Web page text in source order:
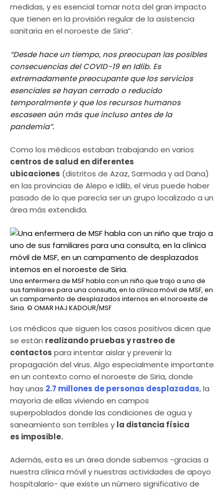
medidas, y es esencial tomar nota del gran impacto
que tienen en la provisión regular de la asistencia
sanitaria en el noroeste de Siria”.
“Desde hace un tiempo, nos preocupan las posibles
consecuencias del COVID-19 en Idlib. Es
extremadamente preocupante que los servicios
esenciales se hayan cerrado o reducido
temporalmente y que los recursos humanos
escaseen aún más que incluso antes de la
pandemia”.
Como los médicos estaban trabajando en varios
centros de salud en diferentes
ubicaciones (distritos de Azaz, Sarmada y ad Dana)
en las provincias de Alepo e Idlib, el virus puede haber
pasado de lo que parecía ser un grupo localizado a un
área más extendida.
Una enfermera de MSF habla con un niño que trajo a uno de
sus familiares para una consulta, en la clínica móvil de MSF, en
un campamento de desplazados internos en el noroeste de
Siria. © OMAR HAJ KADOUR/MSF
Los médicos que siguen los casos positivos dicen que
se están realizando pruebas y rastreo de
contactos para intentar aislar y prevenir la
propagación del virus. Algo especialmente importante
en un contexto como el noroeste de Siria, donde
hay unas 2.7 millones de personas desplazadas, la
mayoría de ellas viviendo en campos
superpoblados donde las condiciones de agua y
saneamiento son terribles y la distancia física
es imposible.
Además, esta es un área donde sabemos -gracias a
nuestra clínica móvil y nuestras actividades de apoyo
hospitalario- que existe un número significativo de